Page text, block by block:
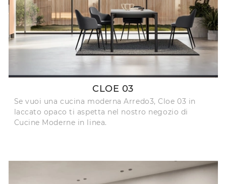
CLOE 03
Se vuoi una cucina moderna Arredo3, Cloe 03 in
laccato opaco ti aspetta nel nostro negozio di
Cucine Moderne in linea.